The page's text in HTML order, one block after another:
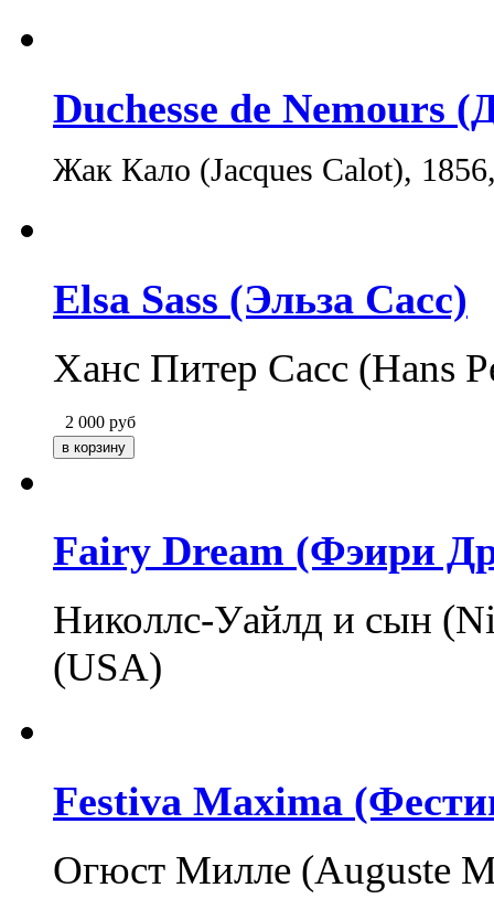
Duchesse de Nemours
Жак Кало (Jacques Calot),
Elsa Sass (Эльза Сасс)
Ханс Питер Сасс (Hans
2 000 руб
Fairy Dream (Фэири
Николлс-Уайлд и сын
(USA)
Festiva Maxima
Огюст Милле (Auguste